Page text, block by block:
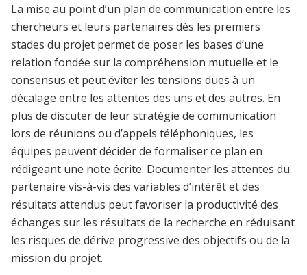
La mise au point d’un plan de communication entre les
chercheurs et leurs partenaires dès les premiers
stades du projet permet de poser les bases d’une
relation fondée sur la compréhension mutuelle et le
consensus et peut éviter les tensions dues à un
décalage entre les attentes des uns et des autres. En
plus de discuter de leur stratégie de communication
lors de réunions ou d’appels téléphoniques, les
équipes peuvent décider de formaliser ce plan en
rédigeant une note écrite. Documenter les attentes du
partenaire vis-à-vis des variables d’intérêt et des
résultats attendus peut favoriser la productivité des
échanges sur les résultats de la recherche en réduisant
les risques de dérive progressive des objectifs ou de la
mission du projet.